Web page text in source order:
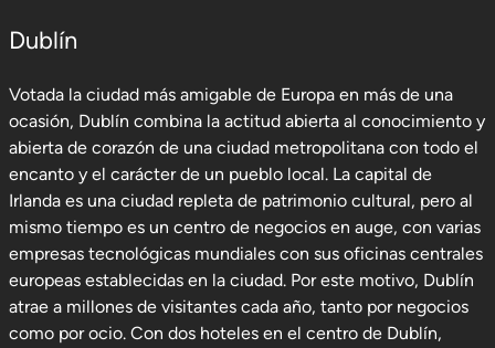
Dublín
Votada la ciudad más amigable de Europa en más de una
ocasión, Dublín combina la actitud abierta al conocimiento y
abierta de corazón de una ciudad metropolitana con todo el
encanto y el carácter de un pueblo local. La capital de
Irlanda es una ciudad repleta de patrimonio cultural, pero al
mismo tiempo es un centro de negocios en auge, con varias
empresas tecnológicas mundiales con sus oficinas centrales
europeas establecidas en la ciudad. Por este motivo, Dublín
atrae a millones de visitantes cada año, tanto por negocios
como por ocio. Con dos hoteles en el centro de Dublín,